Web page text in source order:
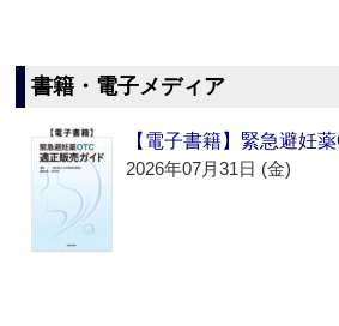
書籍・電子メディア
【電子書籍】緊急避妊
2026年07月31日 (金)